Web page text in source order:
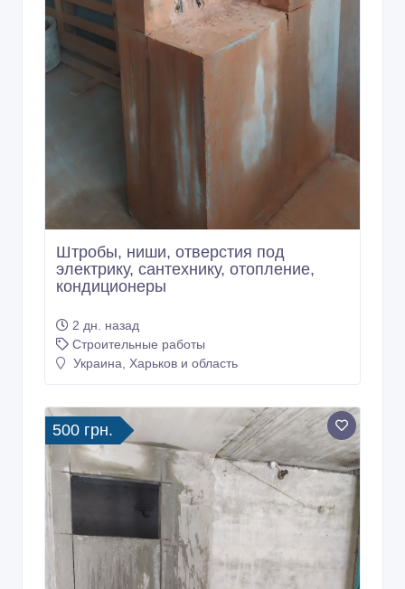
Штробы, ниши, отверстия под
электрику, сантехнику, отопление,
кондиционеры
2 дн. назад
Строительные работы
Украина, Харьков и область
500 грн.